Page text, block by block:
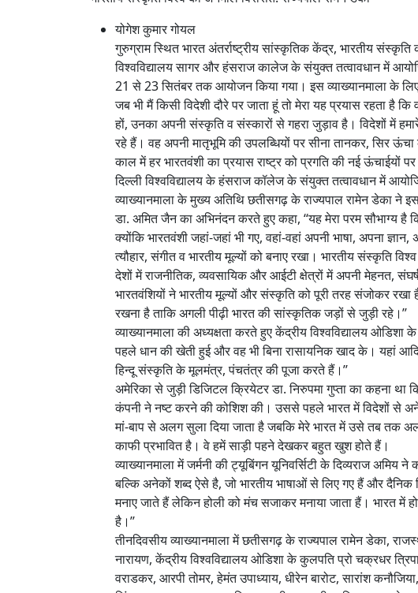
योगेश कुमार गोयल
गुरुग्राम स्थित भारत अंतर्राष्ट्रीय सांस्कृतिक केंद्र, भारतीय संस्कृति
विश्वविद्यालय सागर और हंसराज कालेज के संयुक्त तत्वावधान में
21 से 23 सितंबर तक आयोजन किया गया। इस व्याख्यानमाला के लिए
जब भी मैं किसी विदेशी दौरे पर जाता हूं तो मेरा यह प्रयास रहता
हों, उनका अपनी संस्कृति व संस्कारों से गहरा जुड़ाव है। विदेशों में
रहे हैं। वह अपनी मातृभूमि की उपलब्धियों पर सीना तानकर, सिर
काल में हर भारतवंशी का प्रयास राष्ट्र को प्रगति की नई ऊंचाईयों
दिल्ली विश्वविद्यालय के हंसराज कॉलेज के संयुक्त तत्वावधान में
व्याख्यानमाला के मुख्य अतिथि छतीसगढ़ के राज्यपाल रामेन डेका ने
डा. अमित जैन का अभिनंदन करते हुए कहा, ‘‘यह मेरा परम सौभाग्य है
क्योंकि भारतवंशी जहां-जहां भी गए, वहां-वहां अपनी भाषा, अपना
त्यौहार, संगीत व भारतीय मूल्यों को बनाए रखा। भारतीय संस्कृति
देशों में राजनीतिक, व्यवसायिक और आईटी क्षेत्रों में अपनी मेहनत,
भारतवंशियों ने भारतीय मूल्यों और संस्कृति को पूरी तरह संजोकर
रखना है ताकि अगली पीढ़ी भारत की सांस्कृतिक जड़ों से जुड़ी रहे।’’
व्याख्यानमाला की अध्यक्षता करते हुए केंद्रीय विश्वविद्यालय ओडिशा
पहले धान की खेती हुई और वह भी बिना रासायनिक खाद के। यहां
हिन्दू संस्कृति के मूलमंत्र, पंचतंत्र की पूजा करते हैं।’’
अमेरिका से जुड़ी डिजिटल क्रियेटर डा. निरुपमा गुप्ता का कहना था
कंपनी ने नष्ट करने की कोशिश की। उससे पहले भारत में विदेशों से
मां-बाप से अलग सुला दिया जाता है जबकि मेरे भारत में उसे तब तक
काफी प्रभावित है। वे हमें साड़ी पहने देखकर बहुत खुश होते हैं।
व्याख्यानमाला में जर्मनी की ट्यूबिंगन यूनिवर्सिटी के दिव्यराज अमिय
बल्कि अनेकों शब्द ऐसे है, जो भारतीय भाषाओं से लिए गए हैं और दैनिक
मनाए जाते हैं लेकिन होली को मंच सजाकर मनाया जाता हैं। भारत में
है।’’
तीनदिवसीय व्याख्यानमाला में छतीसगढ़ के राज्यपाल रामेन डेका,
नारायण, केंद्रीय विश्वविद्यालय ओडिशा के कुलपति प्रो चक्रधर
वराडकर, आरपी तोमर, हेमंत उपाध्याय, धीरेन बारोट, सारांश